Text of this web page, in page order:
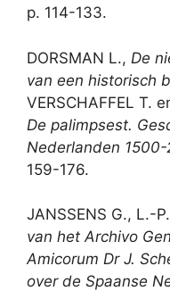
p. 114-133.
DORSMAN L., De
van een historisch
VERSCHAFFEL T.
De palimpsest.
Nederlanden
159-176.
JANSSENS G., L.-P.
van het Archivo
Amicorum Dr J.
over de Spaanse